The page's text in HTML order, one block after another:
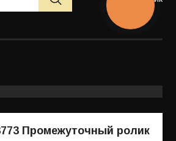
Промежуточный ролик